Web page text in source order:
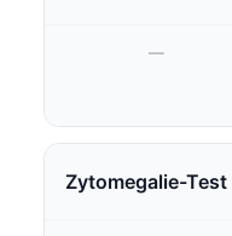
—
Zytomegalie-Test